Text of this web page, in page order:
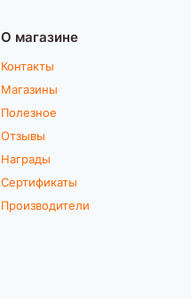
О магазине
Контакты
Магазины
Полезное
Отзывы
Награды
Сертификаты
Производители